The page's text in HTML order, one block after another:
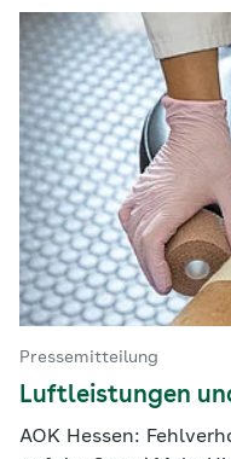
Pressemitteilung
Luftleistungen
AOK Hessen: